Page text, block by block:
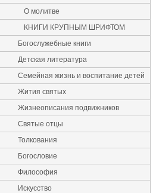
О молитве
КНИГИ КРУПНЫМ ШРИФТОМ
Богослужебные книги
Детская литература
Семейная жизнь и воспитание детей
Жития святых
Жизнеописания подвижников
Святые отцы
Толкования
Богословие
Философия
Искусство